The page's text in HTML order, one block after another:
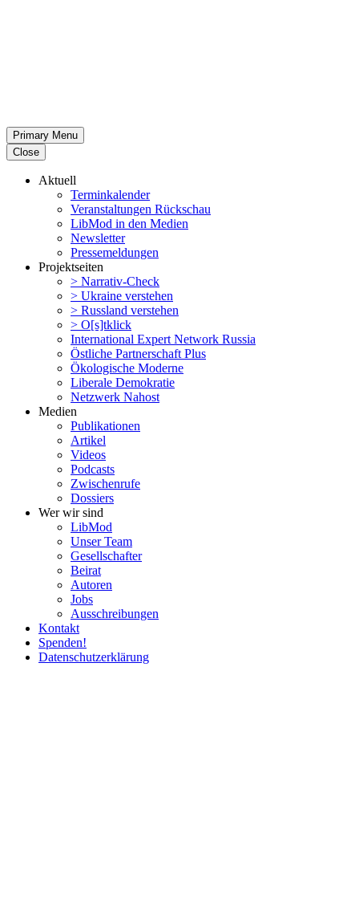
Primary Menu
Close
Aktuell
Termin­ka­lender
Veran­stal­tungen Rückschau
LibMod in den Medien
Newsletter
Presse­mel­dungen
Projekt­seiten
> Narrativ-Check
> Ukraine verstehen
> Russland verstehen
> O[s]tklick
Inter­na­tional Expert Network Russia
Östliche Partner­schaft Plus
Ökolo­gische Moderne
Liberale Demokratie
Netzwerk Nahost
Medien
Publi­ka­tionen
Artikel
Videos
Podcasts
Zwischenrufe
Dossiers
Wer wir sind
LibMod
Unser Team
Gesell­schafter
Beirat
Autoren
Jobs
Ausschrei­bungen
Kontakt
Spenden!
Daten­schutz­er­klärung